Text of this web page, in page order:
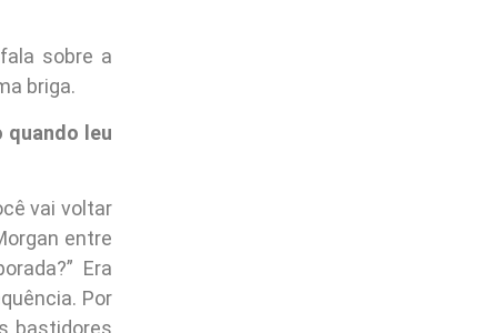
sobre a
briga.
quando leu
vai voltar
entre
Era
Por
bastidores